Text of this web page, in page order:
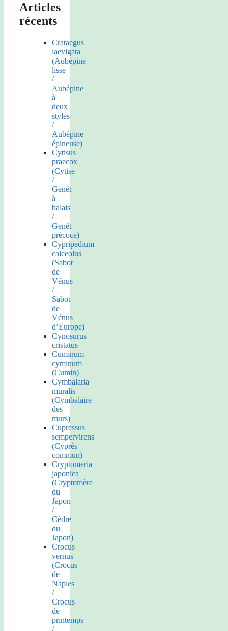
Articles
récents
Crataegus
laevigata
(Aubépine
lisse
/
Aubépine
à
deux
styles
/
Aubépine
épineuse)
Cytisus
praecox
(Cytise
/
Genêt
à
balais
/
Genêt
précoce)
Cypripedium
calceolus
(Sabot
de
Vénus
/
Sabot
de
Vénus
d’Europe)
Cynosurus
cristatus
Cuminum
cyminum
(Cumin)
Cymbalaria
muralis
(Cymbalaire
des
murs)
Cupressus
sempervirens
(Cyprès
commun)
Cryptomeria
japonica
(Cryptomère
du
Japon
/
Cèdre
du
Japon)
Crocus
vernus
(Crocus
de
Naples
/
Crocus
de
printemps